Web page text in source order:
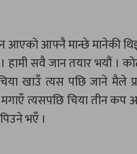
आएको आफ्नै मान्छे मानेकी
हामी सवै जान तयार भयौं ।
खाउँ त्यस पछि जाने मैले
त्यसपछि चिया तीन कप
भएँ ।